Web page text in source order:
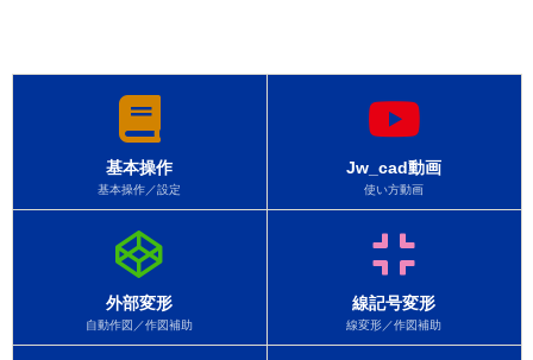
基本操作
基本操作／設定
Jw_cad動画
使い方動画
外部変形
自動作図／作図補助
線記号変形
線変形／作図補助